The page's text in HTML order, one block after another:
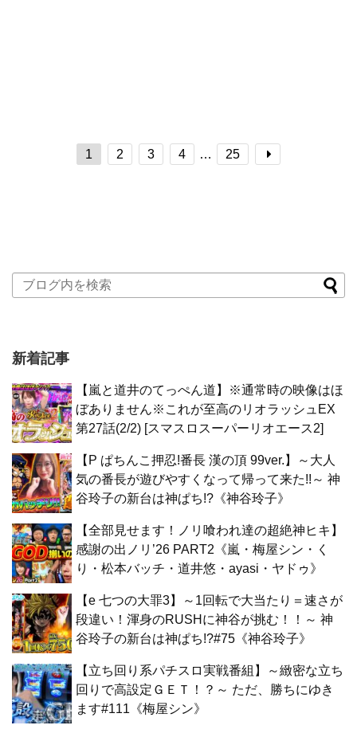
1 2 3 4 … 25
新着記事
【嵐と道井のてっぺん道】※通常時の映像はほ
ぼありません※これが至高のリオラッシュEX
第27話(2/2) [スマスロスーパーリオエース2]
【P ぱちんこ押忍!番長 漢の頂 99ver.】～大人
気の番長が遊びやすくなって帰って来た!!～ 神
谷玲子の新台は神ぱち!?《神谷玲子》
【全部見せます！ノリ喰われ達の超絶神ヒキ】
感謝の出ノリ’26 PART2《嵐・梅屋シン・く
り・松本バッチ・道井悠・ayasi・ヤドゥ》
【e 七つの大罪3】～1回転で大当たり＝速さが
段違い！渾身のRUSHに神谷が挑む！！～ 神
谷玲子の新台は神ぱち!?#75《神谷玲子》
【立ち回り系パチスロ実戦番組】～緻密な立ち
回りで高設定ＧＥＴ！？～ ただ、勝ちにゆき
ます#111《梅屋シン》